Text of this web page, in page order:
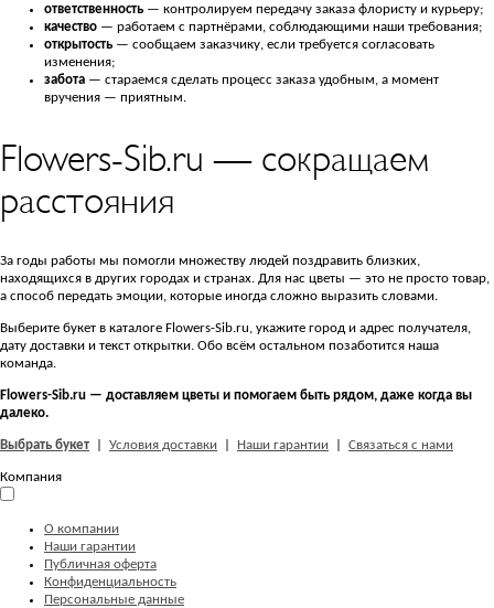
ответственность — контролируем передачу заказа флористу и курьеру;
качество — работаем с партнёрами, соблюдающими наши требования;
открытость — сообщаем заказчику, если требуется согласовать
изменения;
забота — стараемся сделать процесс заказа удобным, а момент
вручения — приятным.
Flowers-Sib.ru — сокращаем
расстояния
За годы работы мы помогли множеству людей поздравить близких,
находящихся в других городах и странах. Для нас цветы — это не просто товар,
а способ передать эмоции, которые иногда сложно выразить словами.
Выберите букет в каталоге Flowers-Sib.ru, укажите город и адрес получателя,
дату доставки и текст открытки. Обо всём остальном позаботится наша
команда.
Flowers-Sib.ru — доставляем цветы и помогаем быть рядом, даже когда вы
далеко.
Выбрать букет Условия доставки Наши гарантии Связаться с нами
Компания
О компании
Наши гарантии
Публичная оферта
Конфиденциальность
Персональные данные